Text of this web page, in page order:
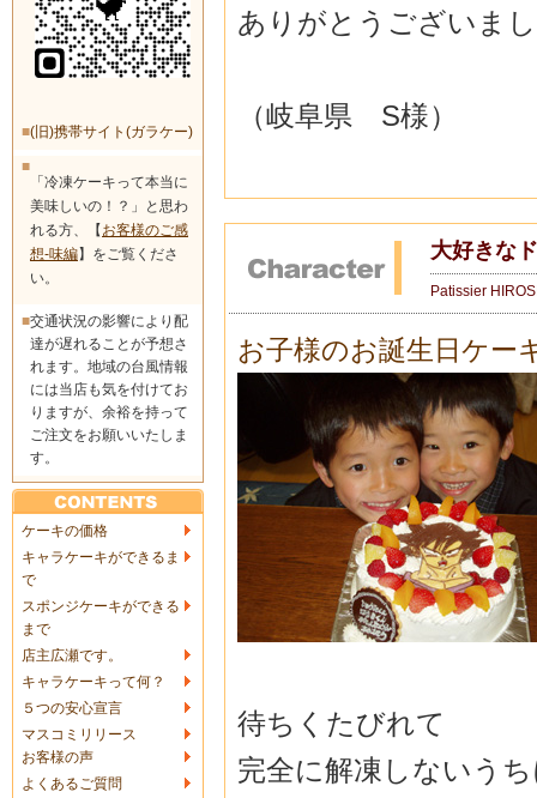
■(旧)携帯サイト(ガラケー)
■
「冷凍ケーキって本当に
美味しいの！？」と思わ
れる方、【 お客様のご感
想-味編】をご覧くださ
い。
■交通状況の影響により配
達が遅れることが予想さ
れます。地域の台風情報
には当店も気を付けてお
りますが、余裕を持って
ご注文をお願いいたしま
す。
ケーキの価格
キャラケーキができるま
で
スポンジケーキができる
まで
店主広瀬です。
キャラケーキって何？
５つの安心宣言
マスコミリリース
お客様の声
よくあるご質問
ありがとうございま
（岐阜県 S様）
大好きな
Patissier
お子様のお誕生日ケー
待ちくたびれて
完全に解凍しないう